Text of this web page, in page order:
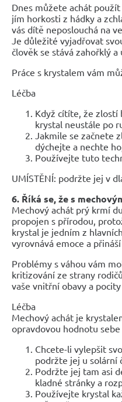
Dnes můžete achát
jím horkosti z hádky a
vás dítě neposlouchá na
Je důležité vyjadřovat
člověk se stává zahořklý a
Práce s krystalem vám
Léčba
Když cítíte, že zlostí
krystal neustále po
Jakmile se začnete
dýchejte a nechte
Používejte tuto
UMÍSTĚNÍ: podržte jej v
6. Říká se, že s
Mechový achát prý krmí
propojen s přírodou,
krystal je jedním z
vyrovnává emoce a
Problémy s váhou vám
kritizování ze strany
vaše vnitřní obavy a
Léčba
Mechový achát je
opravdovou hodnotu sebe
Chcete-li vylepšit
podržte jej u solární
Podržte jej tam asi
kladné stránky a
Používejte krystal